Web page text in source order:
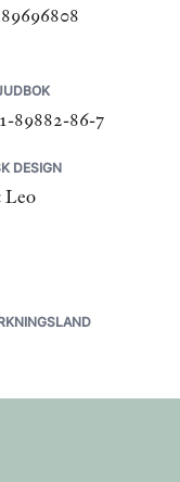
89882-86-7
DESIGN
Leo